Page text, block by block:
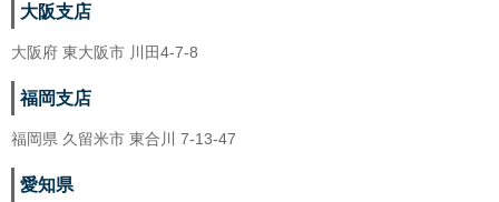
大阪支店
大阪府 東大阪市 川田4-7-8
福岡支店
福岡県 久留米市 東合川 7-13-47
愛知県